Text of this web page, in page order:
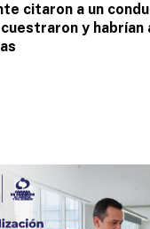
citaron a un
y habrían